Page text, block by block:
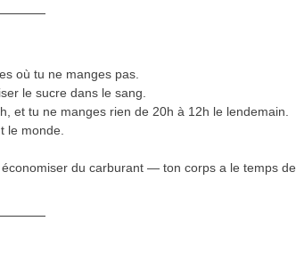
où tu ne manges pas.
le sucre dans le sang.
et tu ne manges rien de 20h à 12h le lendemain.
le monde.
du carburant — ton corps a le temps de